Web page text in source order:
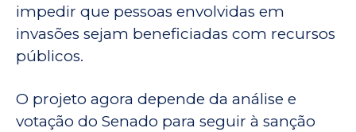
impedir que pessoas envolvidas em
invasões sejam beneficiadas com recursos
públicos.
O projeto agora depende da análise e
votação do Senado para seguir à sanção